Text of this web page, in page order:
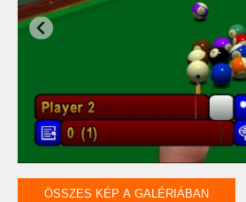
ÖSSZES KÉP A GALÉRIÁBAN